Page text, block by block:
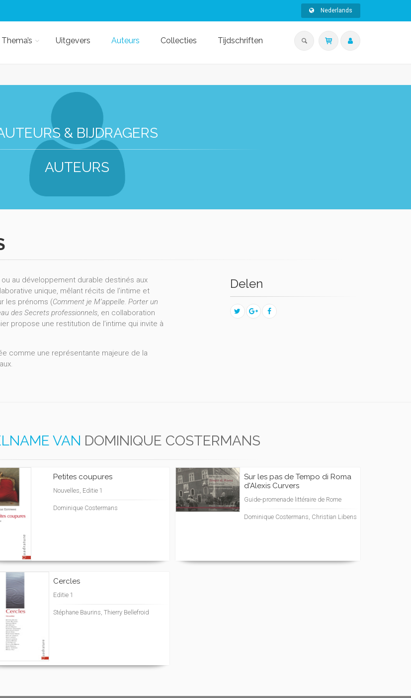
Nederlands
Thema’s Uitgevers Auteurs Collecties Tijdschriften
& BIJDRAGERS
AUTEURS
au développement durable destinés aux
unique, mêlant récits de l’intime et
les prénoms (Comment je M’appelle. Porter un
des Secrets professionnels, en collaboration
propose une restitution de l’intime qui invite à
comme une représentante majeure de la
Delen
VAN DOMINIQUE COSTERMANS
Petites coupures
Nouvelles, Editie 1
Dominique Costermans
Sur les pas de Tempo di Roma
d'Alexis Curvers
Guide-promenade littéraire de Rome
Dominique Costermans, Christian Libens
Cercles
Editie 1
Stéphane Baurins, Thierry Bellefroid